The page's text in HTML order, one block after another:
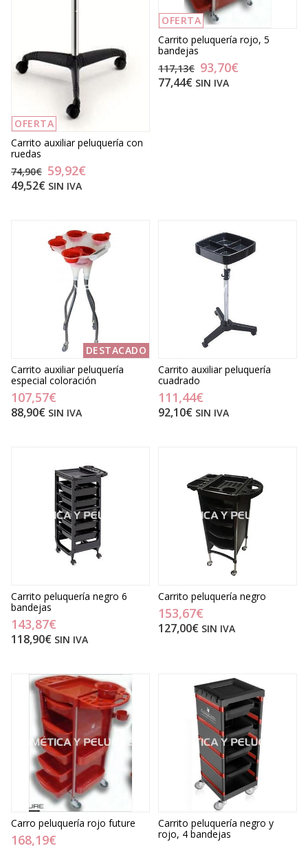
OFERTA
Carrito auxiliar peluquería con
ruedas
74,90€ 59,92€
49,52€ SIN IVA
OFERTA
Carrito peluquería rojo, 5
bandejas
117,13€ 93,70€
77,44€ SIN IVA
DESTACADO
Carrito auxiliar peluquería
especial coloración
107,57€
88,90€ SIN IVA
Carrito auxiliar peluquería
cuadrado
111,44€
92,10€ SIN IVA
Carrito peluquería negro 6
bandejas
143,87€
118,90€ SIN IVA
Carrito peluquería negro
153,67€
127,00€ SIN IVA
Carro peluquería rojo future
168,19€
Carrito peluquería negro y
rojo, 4 bandejas